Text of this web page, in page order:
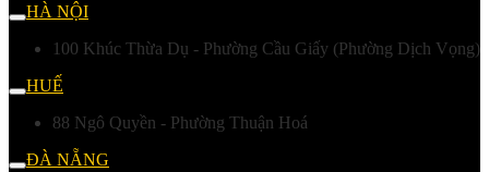
HÀ NỘI
100 Khúc Thừa Dụ - Phường Cầu Giấy (Phường Dịch Vọng)
HUẾ
88 Ngô Quyền - Phường Thuận Hoá
ĐÀ NẴNG